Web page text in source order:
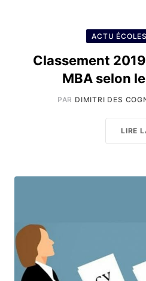
ACTU ÉCOLES
Classement
MBA selon
PAR DIMITRI DES
LIRE